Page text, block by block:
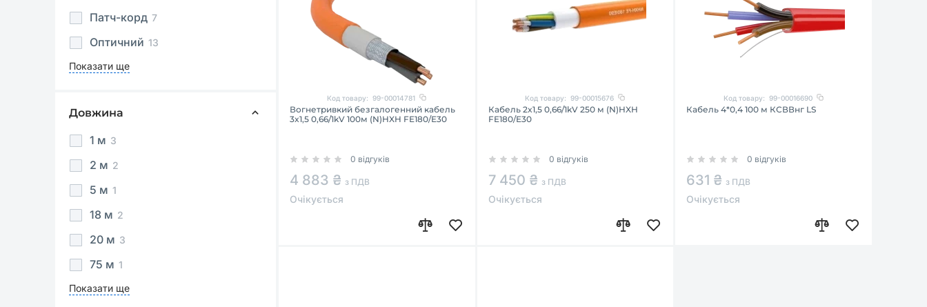
Патч-корд 7
Оптичний 13
Показати ще
Довжина
1 м 3
2 м 2
5 м 1
18 м 2
20 м 3
75 м 1
Показати ще
Код товару: 99-00014781
Вогнетривкий безгалогенний кабель
3x1,5 0,66/1kV 100м (N)HXH FE180/E30
0 відгуків
4 883 ₴ з ПДВ
Очікується
Код товару: 99-00015676
Кабель 2x1,5 0,66/1kV 250 м (N)HXH
FE180/E30
0 відгуків
7 450 ₴ з ПДВ
Очікується
Код товару: 99-00016690
Кабель 4*0,4 100 м КСВВнг LS
0 відгуків
631 ₴ з ПДВ
Очікується